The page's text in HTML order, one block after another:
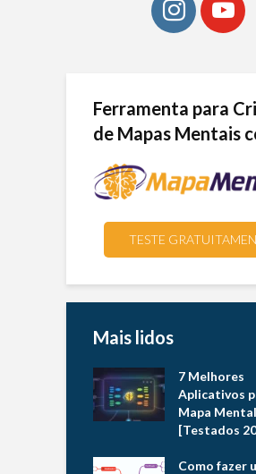
Ferramenta para
de Mapas Mentais
TESTE
Mais lidos
7 Melhores
Aplicativos
Mapa Mental
[Testados
Como fazer